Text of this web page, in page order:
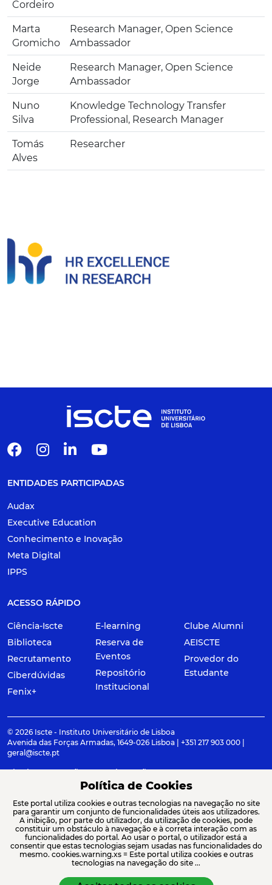
Cordeiro
Marta
Gromicho
Research Manager, Open Science
Ambassador
Neide
Jorge
Research Manager, Open Science
Ambassador
Nuno
Silva
Knowledge Technology Transfer
Professional, Research Manager
Tomás
Alves
Researcher
ENTIDADES PARTICIPADAS
Audax
Executive Education
Conhecimento e Inovação
Meta Digital
IPPS
ACESSO RÁPIDO
Ciência-Iscte
Biblioteca
Recrutamento
Ciberdúvidas
Fenix+
E-learning
Reserva de
Eventos
Repositório
Institucional
Clube Alumni
AEISCTE
Provedor do
Estudante
© 2026 Iscte - Instituto Universitário de Lisboa
Avenida das Forças Armadas, 1649-026 Lisboa | +351 217 903 000 |
geral@iscte.pt
Elogios, Sugestões e Reclamações
Termos e condições
Canal de denúncia
ACREDITAÇÕES E ASSOCIAÇÕES
Política de Cookies
Este portal utiliza cookies e outras tecnologias na navegação no site
para garantir um conjunto de funcionalidades úteis aos utilizadores.
A inibição, por parte do utilizador, da utilização de cookies, pode
constituir um obstáculo à navegação e à correta interação com as
funcionalidades do portal. Ao usar o portal, o utilizador está a
consentir que estas tecnologias sejam usadas nas funcionalidades do
mesmo. cookies.warning.xs = Este portal utiliza cookies e outras
tecnologias na navegação do site ...